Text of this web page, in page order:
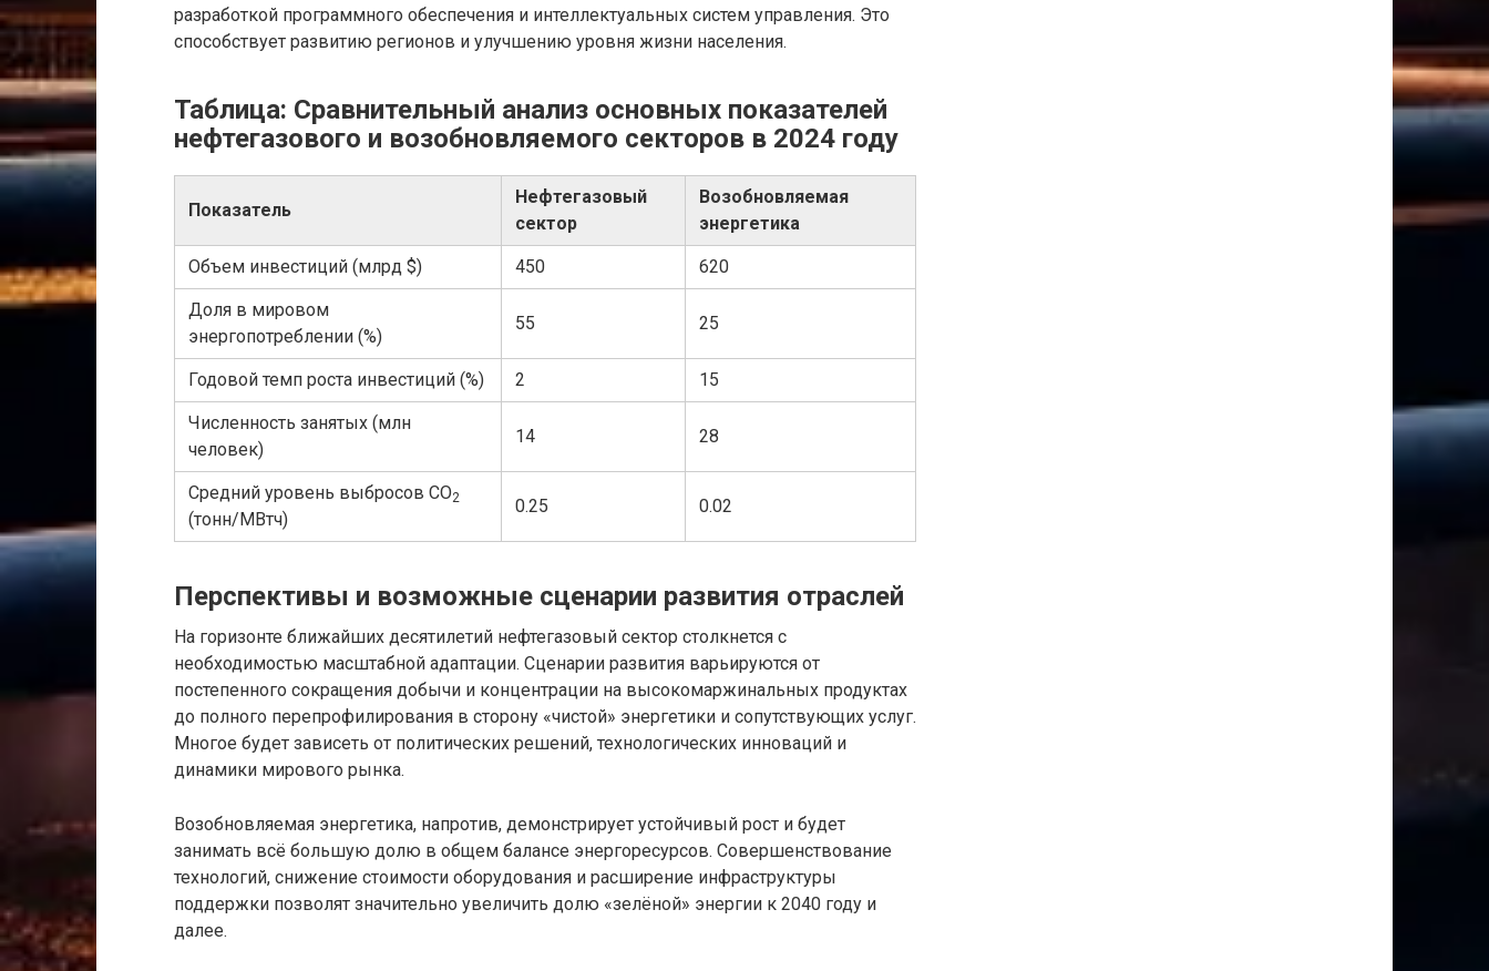
разработкой программного обеспечения и интеллектуальных систем управления. Это
способствует развитию регионов и улучшению уровня жизни населения.
Таблица: Сравнительный анализ основных показателей
нефтегазового и возобновляемого секторов в 2024 году
Показатель
Нефтегазовый
сектор
Возобновляемая
энергетика
Объем инвестиций (млрд $) 450 620
Доля в мировом
энергопотреблении (%)
55 25
Годовой темп роста инвестиций (%) 2 15
Численность занятых (млн
человек)
14 28
Средний уровень выбросов CO2
(тонн/МВтч)
0.25 0.02
Перспективы и возможные сценарии развития отраслей
На горизонте ближайших десятилетий нефтегазовый сектор столкнется с
необходимостью масштабной адаптации. Сценарии развития варьируются от
постепенного сокращения добычи и концентрации на высокомаржинальных продуктах
до полного перепрофилирования в сторону «чистой» энергетики и сопутствующих услуг.
Многое будет зависеть от политических решений, технологических инноваций и
динамики мирового рынка.
Возобновляемая энергетика, напротив, демонстрирует устойчивый рост и будет
занимать всё большую долю в общем балансе энергоресурсов. Совершенствование
технологий, снижение стоимости оборудования и расширение инфраструктуры
поддержки позволят значительно увеличить долю «зелёной» энергии к 2040 году и
далее.